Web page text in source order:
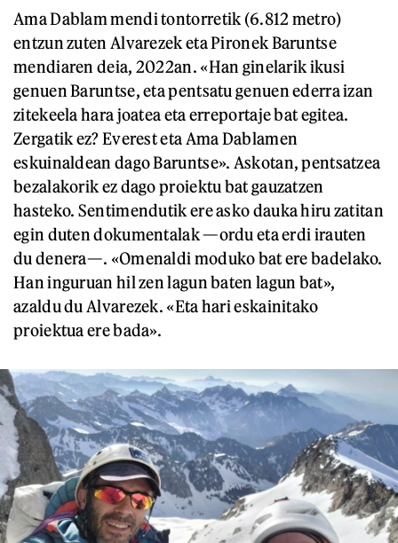
Ama Dablam mendi tontorretik (6.812 metro)
entzun zuten Alvarezek eta Pironek Baruntse
mendiaren deia, 2022an. «Han ginelarik ikusi
genuen Baruntse, eta pentsatu genuen ederra izan
zitekeela hara joatea eta erreportaje bat egitea.
Zergatik ez? Everest eta Ama Dablamen
eskuinaldean dago Baruntse». Askotan, pentsatzea
bezalakorik ez dago proiektu bat gauzatzen
hasteko. Sentimendutik ere asko dauka hiru zatitan
egin duten dokumentalak —ordu eta erdi irauten
du denera—. «Omenaldi moduko bat ere badelako.
Han inguruan hil zen lagun baten lagun bat»,
azaldu du Alvarezek. «Eta hari eskainitako
proiektua ere bada».